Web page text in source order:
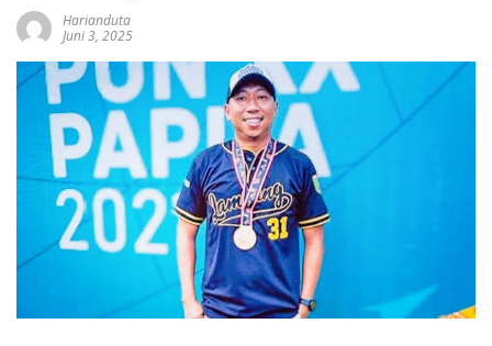
Harianduta
Juni 3, 2025